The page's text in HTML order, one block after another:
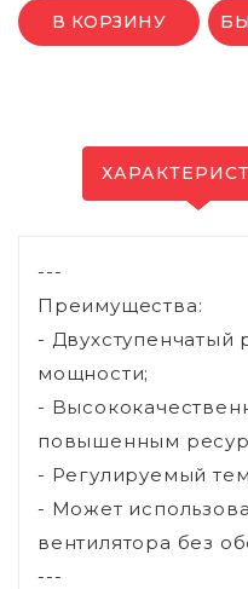
В КОРЗИНУ
---
Преимущества:
- Двухступенчатый
мощности;
-
повышенным
- Регулируемый
- Может
вентилятора без
---